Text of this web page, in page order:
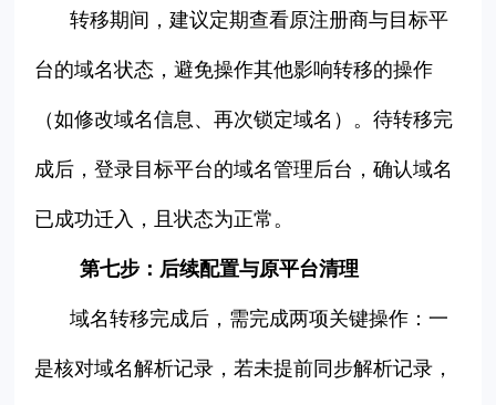
转移期间，建议定期查看原注册商与目标平
台的域名状态，避免操作其他影响转移的操作
（如修改域名信息、再次锁定域名）。待转移完
成后，登录目标平台的域名管理后台，确认域名
已成功迁入，且状态为正常。
第七步：后续配置与原平台清理
域名转移完成后，需完成两项关键操作：一
是核对域名解析记录，若未提前同步解析记录，